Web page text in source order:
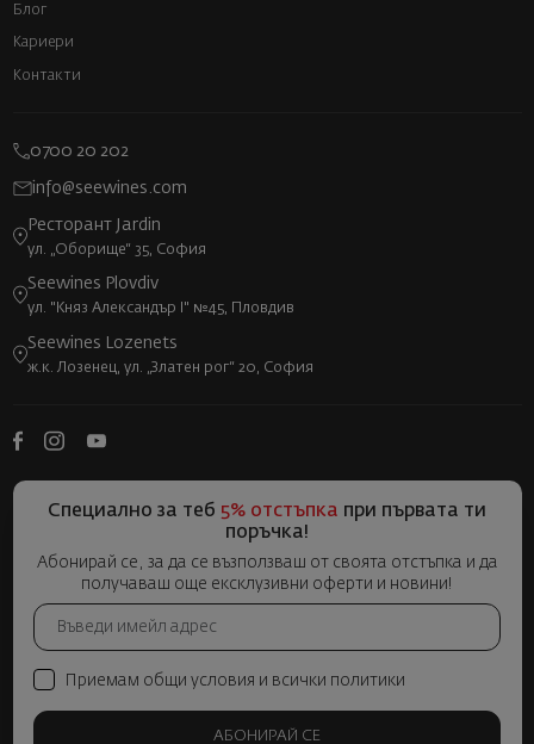
Блог
Кариери
Контакти
0700 20 202
info@seewines.com
Ресторант Jardin
ул. „Оборище“ 35, София
Seewines Plovdiv
ул. "Княз Александър I" №45, Пловдив
Seewines Lozenets
ж.к. Лозенец, ул. „Златен рог“ 20, София
Специално за теб 5% отстъпка при първата ти
поръчка!
Абонирай се, за да се възползваш от своята отстъпка и да
получаваш още ексклузивни оферти и новини!
Приемам общи условия и всички политики
АБОНИРАЙ СЕ